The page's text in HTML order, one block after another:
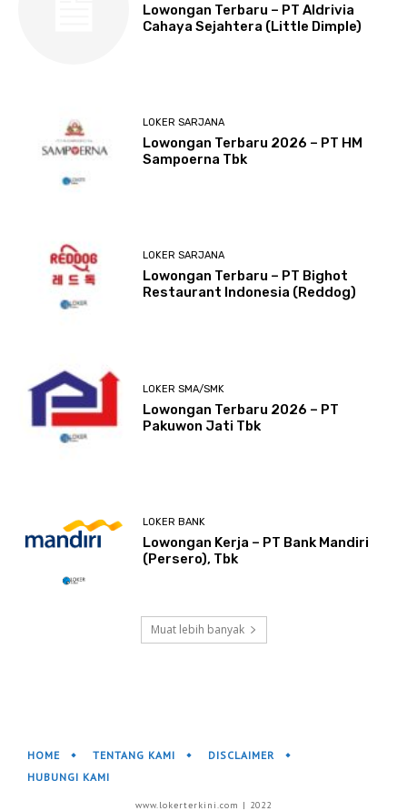
Lowongan Terbaru – PT Aldrivia
Cahaya Sejahtera (Little Dimple)
LOKER SARJANA
Lowongan Terbaru 2026 – PT HM
Sampoerna Tbk
LOKER SARJANA
Lowongan Terbaru – PT Bighot
Restaurant Indonesia (Reddog)
LOKER SMA/SMK
Lowongan Terbaru 2026 – PT
Pakuwon Jati Tbk
LOKER BANK
Lowongan Kerja – PT Bank Mandiri
(Persero), Tbk
Muat lebih banyak
HOME TENTANG KAMI
DISCLAIMER
HUBUNGI KAMI
www.lokerterkini.com | 2022